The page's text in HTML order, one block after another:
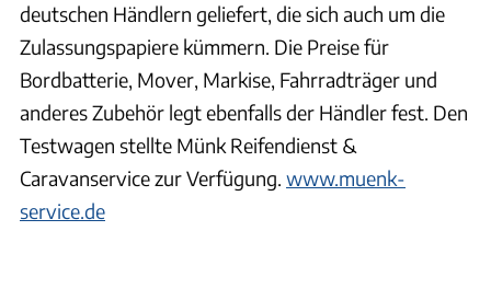
deutschen Händlern geliefert, die sich auch um die
Zulassungspapiere kümmern. Die Preise für
Bordbatterie, Mover, Markise, Fahrradträger und
anderes Zubehör legt ebenfalls der Händler fest. Den
Testwagen stellte Münk Reifendienst &
Caravanservice zur Verfügung. www.muenk-
service.de